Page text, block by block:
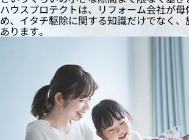
ハウスプロテクトは、リフォーム会社が
め、イタチ駆除に関する知識だけでなく
あります。